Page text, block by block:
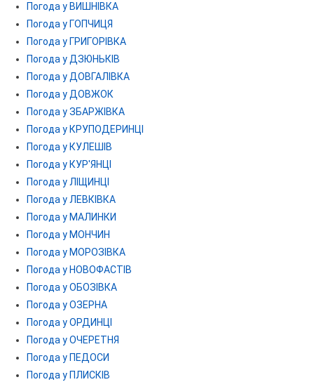
Погода у ВИШНІВКА
Погода у ГОПЧИЦЯ
Погода у ГРИГОРІВКА
Погода у ДЗЮНЬКІВ
Погода у ДОВГАЛІВКА
Погода у ДОВЖОК
Погода у ЗБАРЖІВКА
Погода у КРУПОДЕРИНЦІ
Погода у КУЛЕШІВ
Погода у КУР'ЯНЦІ
Погода у ЛІЩИНЦІ
Погода у ЛЕВКІВКА
Погода у МАЛИНКИ
Погода у МОНЧИН
Погода у МОРОЗІВКА
Погода у НОВОФАСТІВ
Погода у ОБОЗІВКА
Погода у ОЗЕРНА
Погода у ОРДИНЦІ
Погода у ОЧЕРЕТНЯ
Погода у ПЕДОСИ
Погода у ПЛИСКІВ